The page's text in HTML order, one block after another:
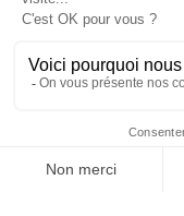
Cookies
2026 SEFE Energy
Levallois-Perret,